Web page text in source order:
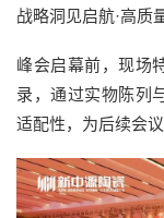
战略洞见启航·高质
峰会启幕前，现场
录，通过实物陈列
适配性，为后续会